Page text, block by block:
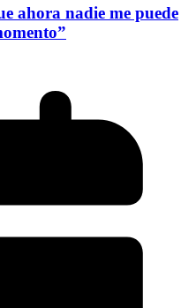
ahora nadie me puede